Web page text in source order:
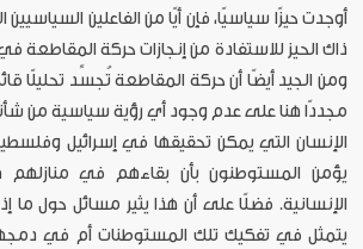
أوجدت حيزًا سياسيًا، فإن أيًا من الفاعلين
ذاك الحيز للاستفادة من إنجازات حركة
ومن الجيد أيضًا أن حركة المقاطعة تُجسِّد تحليلًا
مجددًا هنا على عدم وجود أي رؤية سياسية من
الإنسان التي يمكن تحقيقها في إسرائيل
يؤمن المستوطنون بأن بقاءهم في
الإنسانية. فضلًا على أن هذا يثير مسائل حول ما
يتمثل في تفكيك تلك المستوطنات أم في